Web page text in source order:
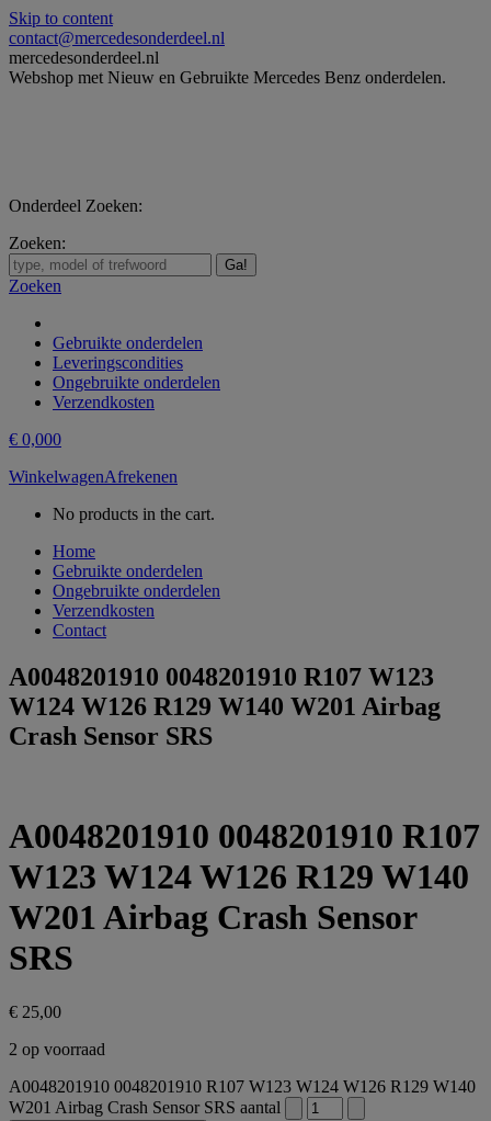
Skip to content
contact@mercedesonderdeel.nl
mercedesonderdeel.nl
Webshop met Nieuw en Gebruikte Mercedes Benz onderdelen.
Onderdeel Zoeken:
Zoeken:
Zoeken
Gebruikte onderdelen
Leveringscondities
Ongebruikte onderdelen
Verzendkosten
€ 0,000
WinkelwagenAfrekenen
No products in the cart.
Home
Gebruikte onderdelen
Ongebruikte onderdelen
Verzendkosten
Contact
A0048201910 0048201910 R107 W123
W124 W126 R129 W140 W201 Airbag
Crash Sensor SRS
A0048201910 0048201910 R107
W123 W124 W126 R129 W140
W201 Airbag Crash Sensor
SRS
€ 25,00
2 op voorraad
A0048201910 0048201910 R107 W123 W124 W126 R129 W140
W201 Airbag Crash Sensor SRS aantal